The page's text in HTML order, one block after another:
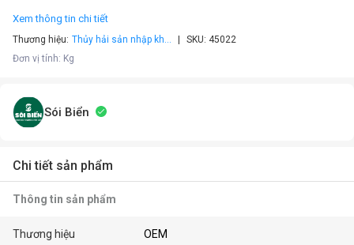
Xem thông tin chi tiết
Thương hiệu: Thủy hải sản nhập kh... SKU: 45022
Đơn vị tính: Kg
Sói Biển
Chi tiết sản phẩm
Thông tin sản phẩm
Thương hiệu OEM